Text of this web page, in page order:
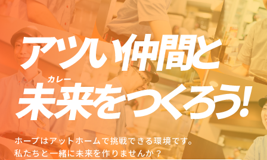
人を知る
環境を知る
お知らせ
ホープブログ
ホープはアットホームで挑戦できる環境です。
私たちと一緒に未来を作りませんか？